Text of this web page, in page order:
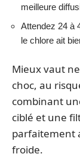
meilleure
Attendez 24 à
le chlore ait
Mieux vaut
choc, au
combinant
ciblé et une
parfaitement
froide.